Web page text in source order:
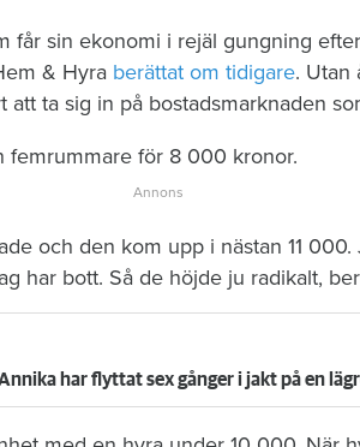
får sin ekonomi i rejäl gungning
& Hyra berättat om tidigare. Utan
att ta sig in på bostadsmarknaden
femrummare för 8 000 kronor.
och den kom upp i nästan 11 000.
har bott. Så de höjde ju radikalt,
har flyttat sex gånger i jakt på en